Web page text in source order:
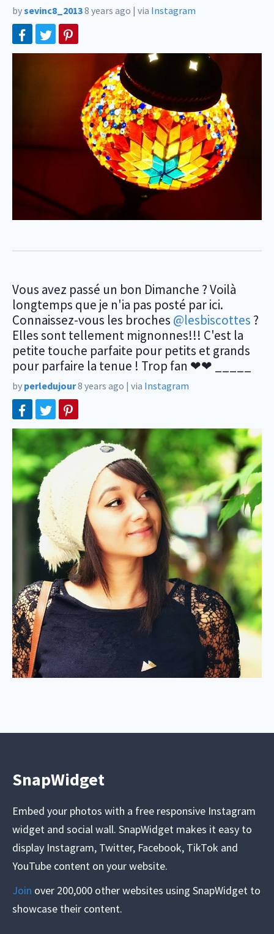
bysevinc8_20138 years ago | via Instagram
Vous avez passé un bon Dimanche ? Voilà
longtemps que je n'ia pas posté par ici.
Connaissez-vous les broches @lesbiscottes ?
Elles sont tellement mignonnes!!! C'est la
petite touche parfaite pour petits et grands
pour parfaire la tenue ! Trop fan ❤❤ _____
by perledujour8 years ago | via Instagram
SnapWidget
Embed your photos with a free responsive Instagram
widget and social wall. SnapWidget makes it easy to
display Instagram, Twitter, Facebook, TikTok and
YouTube content on your website.
Join over 200,000 other websites using SnapWidget to
showcase their content.